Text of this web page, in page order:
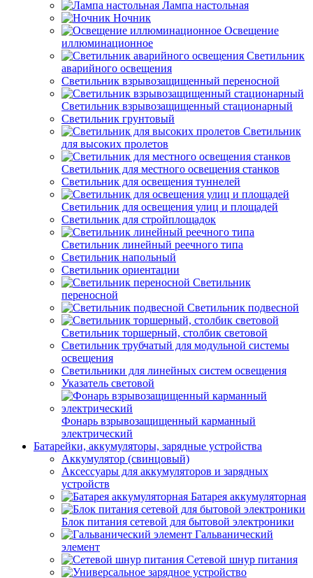
Лампа настольная
Ночник
Освещение
иллюминационное
Светильник
аварийного освещения
Светильник взрывозащищенный переносной
Светильник взрывозащищенный стационарный
Светильник грунтовый
Светильник
для высоких пролетов
Светильник для местного освещения станков
Светильник для освещения туннелей
Светильник для освещения улиц и площадей
Светильник для стройплощадок
Светильник линейный реечного типа
Светильник напольный
Светильник ориентации
Светильник
переносной
Светильник подвесной
Светильник торшерный, столбик световой
Светильник трубчатый для модульной системы
освещения
Светильники для линейных систем освещения
Указатель световой
Фонарь взрывозащищенный карманный
электрический
Батарейки, аккумуляторы, зарядные устройства
Аккумулятор (свинцовый)
Аксессуары для аккумуляторов и зарядных
устройств
Батарея аккумуляторная
Блок питания сетевой для бытовой электроники
Гальванический
элемент
Сетевой шнур питания